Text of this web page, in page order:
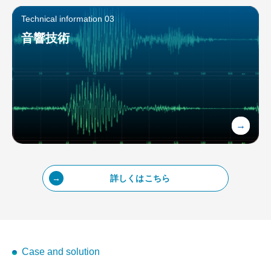
Technical information 03
音響技術
詳しくはこちら
Case and solution